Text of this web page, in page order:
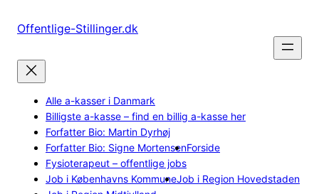
Offentlige-Stillinger.dk
Alle a-kasser i Danmark
Billigste a-kasse – find en billig a-kasse her
Forfatter Bio: Martin Dyrhøj
Forfatter Bio: Signe MortensenForside
Fysioterapeut – offentlige jobs
Job i Københavns KommuneJob i Region Hovedstaden